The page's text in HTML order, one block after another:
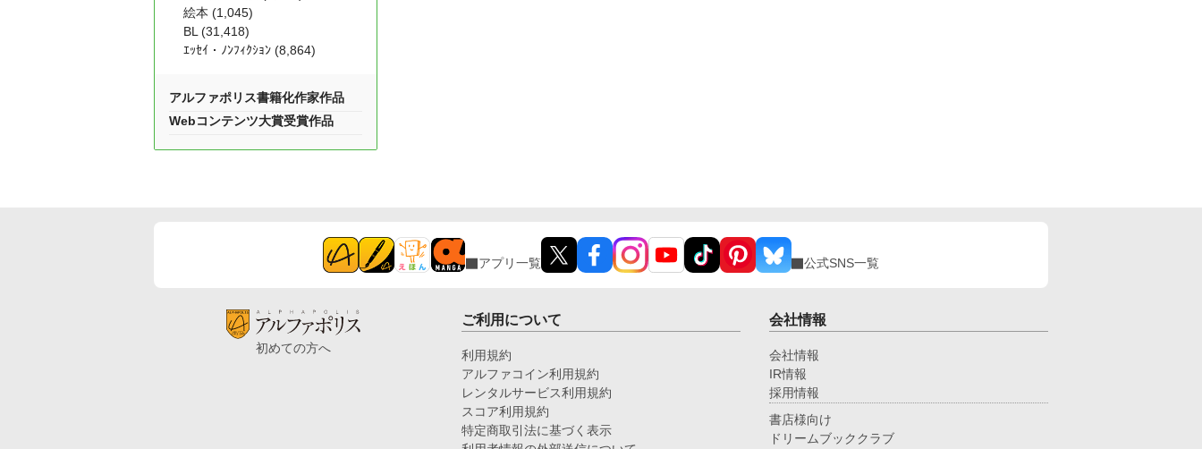
絵本 (1,045)
BL (31,418)
ｴｯｾｲ・ﾉﾝﾌｨｸｼｮﾝ (8,864)
アルファポリス書籍化作家作品
Webコンテンツ大賞受賞作品
アプリ一覧 公式SNS一覧
初めての方へ
ご利用について
利用規約
アルファコイン利用規約
レンタルサービス利用規約
スコア利用規約
特定商取引法に基づく表示
会社情報
会社情報
IR情報
採用情報
書店様向け
ドリームブッククラブ